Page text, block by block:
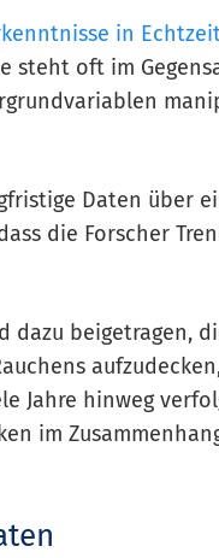
in
steht oft im
Daten über
die Forscher
beigetragen,
Jahre hinweg
im